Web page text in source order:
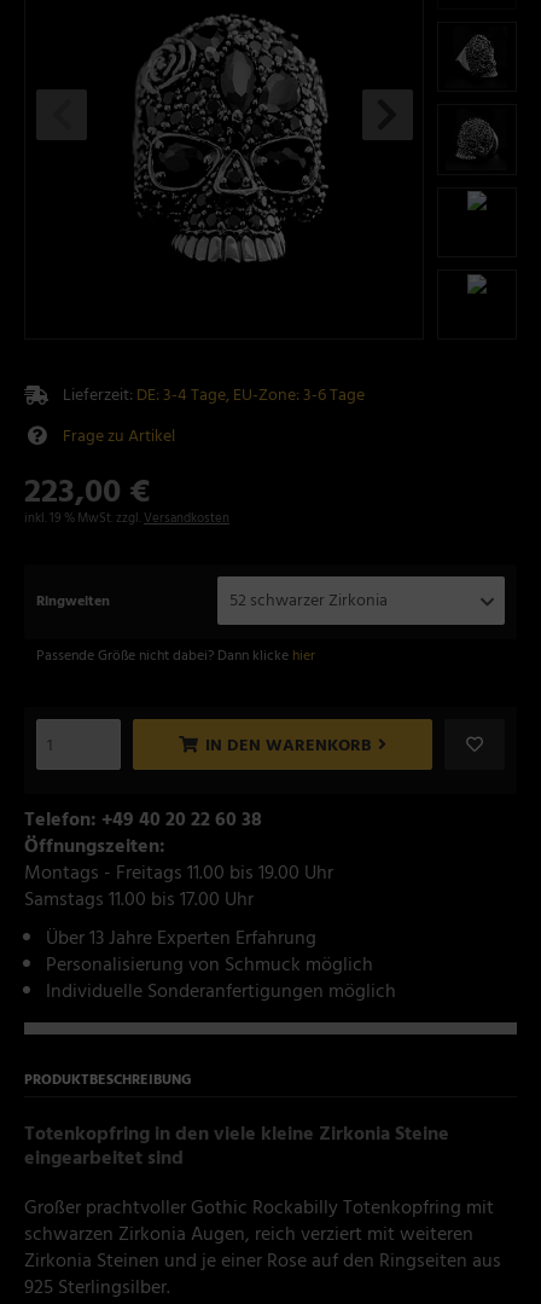
Lieferzeit: DE: 3-4 Tage, EU-Zone: 3-6 Tage
Frage zu Artikel
223,00 €
inkl. 19 % MwSt. zzgl. Versandkosten
Ringweiten 52 schwarzer Zirkonia
Passende Größe nicht dabei? Dann klicke hier
IN DEN WARENKORB
Telefon: +49 40 20 22 60 38
Öffnungszeiten:
Montags - Freitags 11.00 bis 19.00 Uhr
Samstags 11.00 bis 17.00 Uhr
Über 13 Jahre Experten Erfahrung
Personalisierung von Schmuck möglich
Individuelle Sonderanfertigungen möglich
PRODUKTBESCHREIBUNG
Totenkopfring in den viele kleine Zirkonia Steine
eingearbeitet sind
Großer prachtvoller Gothic Rockabilly Totenkopfring mit
schwarzen Zirkonia Augen, reich verziert mit weiteren
Zirkonia Steinen und je einer Rose auf den Ringseiten aus
925 Sterlingsilber.